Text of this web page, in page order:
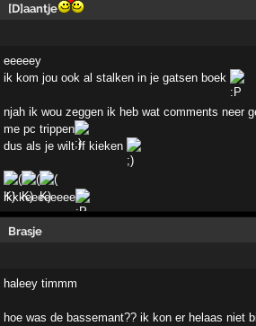
[D]aantje
eeeeey
ik kom jou ook al stalken in je gatsen boek
njah ik wou zeggen ik heb wat comments neer
me pc trippen
dus als je wilt ff kieken
ikkkeeeeeeee
Brasje
haleey timmm
hoe was de bassemant?? ik kon er helaas niet